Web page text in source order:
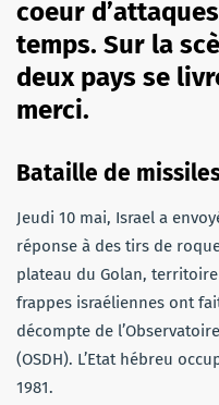
coeur
temps. Sur la
deux pays se
merci.
Bataille de
Jeudi 10 mai, Israel a
réponse à des tirs de
plateau du Golan,
frappes israéliennes ont
décompte de
(OSDH). L’Etat hébreu
1981.